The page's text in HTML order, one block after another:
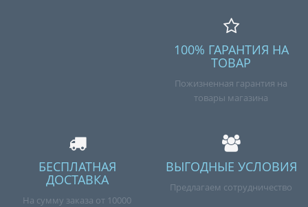
100% ГАРАНТИЯ НА
ТОВАР
Пожизненная гарантия на
товары магазина
БЕСПЛАТНАЯ
ДОСТАВКА
На сумму заказа от 10000
ВЫГОДНЫЕ УСЛОВИЯ
Предлагаем сотрудничество